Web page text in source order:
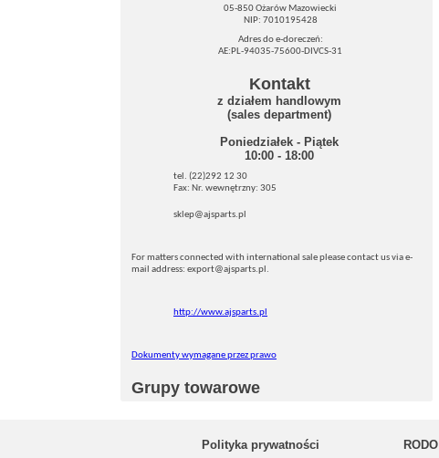
05-850 Ożarów Mazowiecki
NIP: 7010195428
Adres do e-doreczeń:
AE:PL-94035-75600-DIVCS-31
Kontakt
z działem handlowym
(sales department)
Poniedziałek - Piątek
10:00 - 18:00
tel. (22)292 12 30
Fax: Nr. wewnętrzny: 305
sklep@ajsparts.pl
For matters connected with international sale please contact us via e-
mail address: export@ajsparts.pl.
http://www.ajsparts.pl
Dokumenty wymagane przez prawo
Grupy towarowe
Polityka prywatności RODO